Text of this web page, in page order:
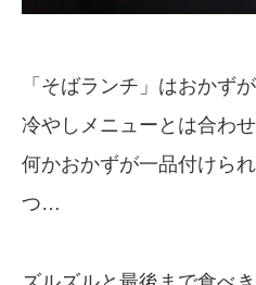
「そばランチ」はおかず
冷やしメニューとは合わ
何かおかずが一品付けら
つ…